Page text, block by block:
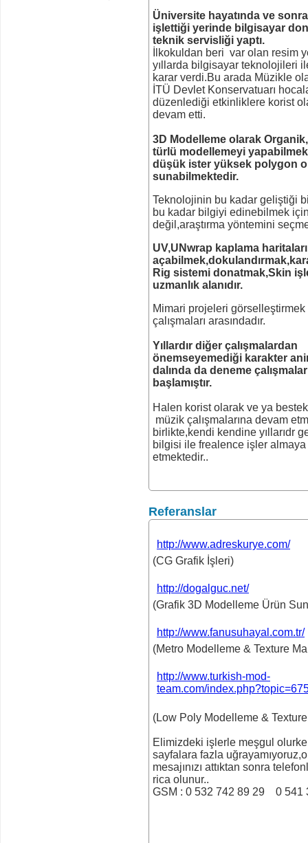
Üniversite hayatında ve
işlettiği yerinde bilgisayar
teknik servisliği yaptı.
İlkokuldan beri var olan resim
yıllarda bilgisayar teknolojileri
karar verdi.Bu arada Müzikle
İTÜ Devlet Konservatuarı
düzenlediği etkinliklere korist
devam etti.
3D Modelleme olarak
türlü modellemeyi
düşük ister yüksek polygon
sunabilmektedir.
Teknolojinin bu kadar geliştiği
bu kadar bilgiyi edinebilmek
değil,araştırma yöntemini
UV,UNwrap kaplama
Rig sistemi donatmak,Skin
uzmanlık alanıdır.
Mimari projeleri
çalışmaları arasındadır.
Yıllardır diğer çalışmalardan
önemseyemediği karakter
dalında da deneme
başlamıştır.
Halen korist olarak ve ya
müzik çalışmalarına devam
birlikte,kendi kendine yıllarıdr
bilgisi ile frealence işler
etmektedir..
Referanslar
http://www.adreskurye.com/
(CG Grafik İşleri)
http://dogalguc.net/
(Grafik 3D Modelleme Ürün
http://www.fanusuhayal.com.tr/
(Metro Modelleme & Texture
http://www.turkish-mod-
team.com/
(Low Poly Modelleme &
Elimizdeki işlerle meşgul
sayfalara fazla
mesajınızı attıktan sonra
rica olunur..
GSM : 0 532 742 89 29 0 541